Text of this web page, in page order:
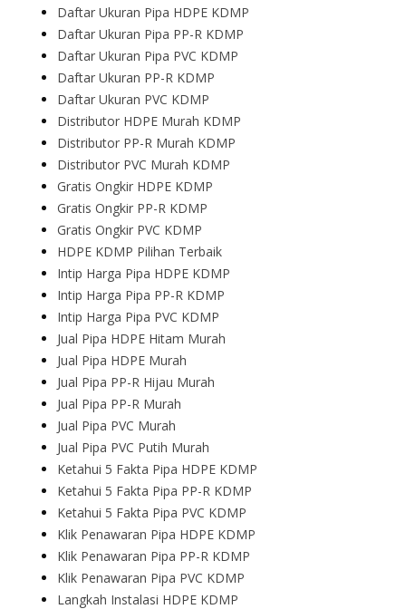
Daftar Ukuran Pipa HDPE KDMP
Daftar Ukuran Pipa PP-R KDMP
Daftar Ukuran Pipa PVC KDMP
Daftar Ukuran PP-R KDMP
Daftar Ukuran PVC KDMP
Distributor HDPE Murah KDMP
Distributor PP-R Murah KDMP
Distributor PVC Murah KDMP
Gratis Ongkir HDPE KDMP
Gratis Ongkir PP-R KDMP
Gratis Ongkir PVC KDMP
HDPE KDMP Pilihan Terbaik
Intip Harga Pipa HDPE KDMP
Intip Harga Pipa PP-R KDMP
Intip Harga Pipa PVC KDMP
Jual Pipa HDPE Hitam Murah
Jual Pipa HDPE Murah
Jual Pipa PP-R Hijau Murah
Jual Pipa PP-R Murah
Jual Pipa PVC Murah
Jual Pipa PVC Putih Murah
Ketahui 5 Fakta Pipa HDPE KDMP
Ketahui 5 Fakta Pipa PP-R KDMP
Ketahui 5 Fakta Pipa PVC KDMP
Klik Penawaran Pipa HDPE KDMP
Klik Penawaran Pipa PP-R KDMP
Klik Penawaran Pipa PVC KDMP
Langkah Instalasi HDPE KDMP